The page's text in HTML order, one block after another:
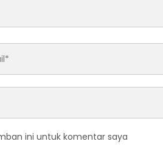
ini untuk komentar saya